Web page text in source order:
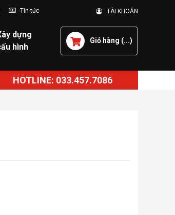
Tin tức TÀI KHOẢN
dựng
hình
Giỏ hàng (...)
HOTLINE: 033.457.7086